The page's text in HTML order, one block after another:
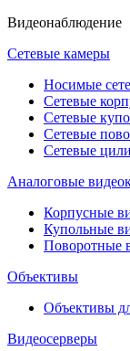
Видеонаблюдение
Сетевые камеры
Носимые
Сетевые
Сетевые
Сетевые
Сетевые
Аналоговые
Корпусные
Купольные
Поворотные
Объективы
Объективы
Видеосерверы